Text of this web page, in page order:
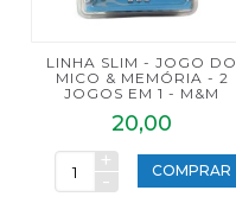
LINHA SLIM - JOGO DO
MICO & MEMÓRIA - 2
JOGOS EM 1 - M&M
20,00
+
-
COMPRAR